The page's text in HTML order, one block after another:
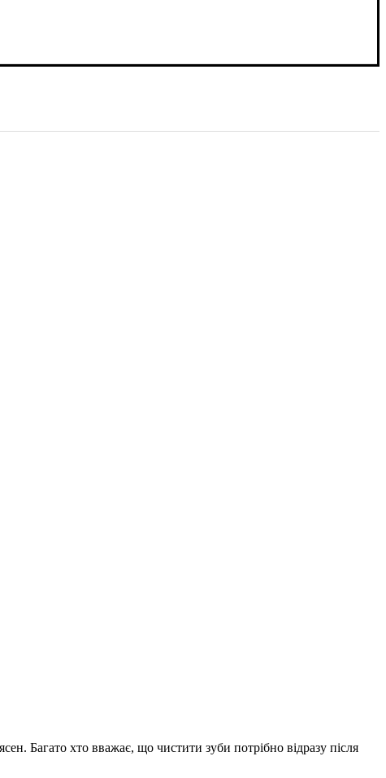
Багато хто вважає, що чистити зуби потрібно відразу після